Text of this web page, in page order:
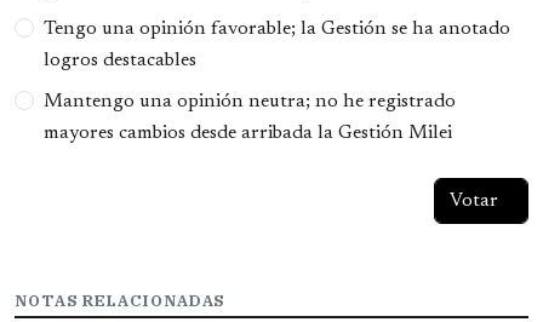
Tengo una opinión favorable; la Gestión se ha anotado
logros destacables
Mantengo una opinión neutra; no he registrado
mayores cambios desde arribada la Gestión Milei
NOTAS RELACIONADAS